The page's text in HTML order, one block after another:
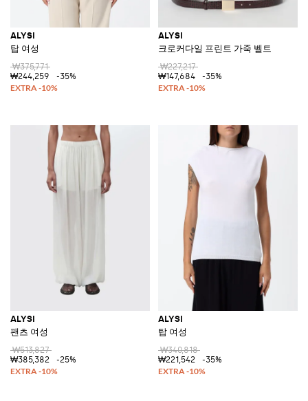
ALYSI
탑 여성
₩375,771
₩244,259
-35%
ALYSI
크로커다일 프린트 가죽 벨트
₩227,217
₩147,684
-35%
ALYSI
팬츠 여성
₩513,827
₩385,382
-25%
ALYSI
탑 여성
₩340,818
₩221,542
-35%